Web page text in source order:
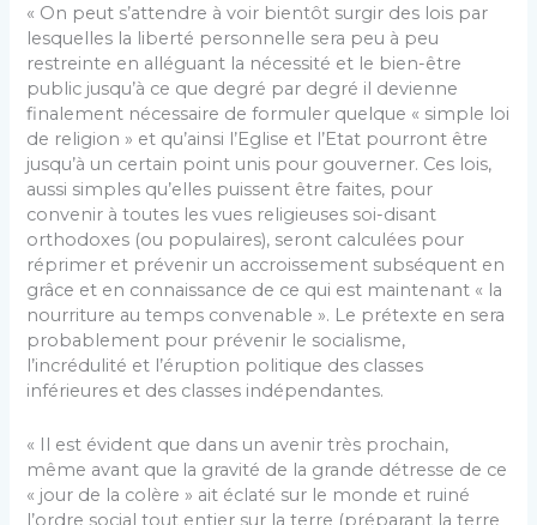
« On peut s’attendre à voir bientôt surgir des lois par
lesquelles la liberté personnelle sera peu à peu
restreinte en alléguant la nécessité et le bien-être
public jusqu’à ce que degré par degré il devienne
finalement nécessaire de formuler quelque « simple loi
de religion » et qu’ainsi l’Eglise et l’Etat pourront être
jusqu’à un certain point unis pour gouverner. Ces lois,
aussi simples qu’elles puissent être faites, pour
convenir à toutes les vues religieuses soi-disant
orthodoxes (ou populaires), seront calculées pour
réprimer et prévenir un accroissement subséquent en
grâce et en connaissance de ce qui est maintenant « la
nourriture au temps convenable ». Le prétexte en sera
probablement pour prévenir le socialisme,
l’incrédulité et l’éruption politique des classes
inférieures et des classes indépendantes.
« Il est évident que dans un avenir très prochain,
même avant que la gravité de la grande détresse de ce
« jour de la colère » ait éclaté sur le monde et ruiné
l’ordre social tout entier sur la terre (préparant la terre